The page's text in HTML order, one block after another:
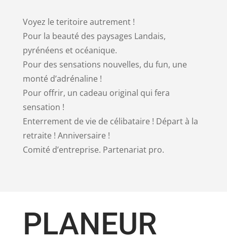
Voyez le teritoire autrement !
Pour la beauté des paysages Landais,
pyrénéens et océanique.
Pour des sensations nouvelles, du fun, une
monté d’adrénaline !
Pour offrir, un cadeau original qui fera
sensation !
Enterrement de vie de célibataire ! Départ à la
retraite ! Anniversaire !
Comité d’entreprise. Partenariat pro.
PLANEUR